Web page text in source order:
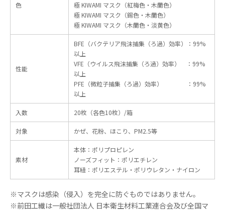
色
極 KIWAMI マスク（紅梅色・木蘭色）
極 KIWAMI マスク（錫色・木蘭色）
極 KIWAMI マスク（木蘭色・淡黄色）
性能
BFE（バクテリア飛沫捕集（ろ過）効率）：99%
以上
VFE（ウイルス飛沫捕集（ろ過）効率） ：99%
以上
PFE（微粒子捕集（ろ過）効率） ：99%
以上
入数 20枚（各色10枚）/箱
対象 かぜ、花粉、ほこり、PM2.5等
素材
本体：ポリプロピレン
ノーズフィット：ポリエチレン
耳紐：ポリエステル・ポリウレタン・ナイロン
※マスクは感染（侵入）を完全に防ぐものではありません。
※前田工繊は一般社団法人 日本衛生材料工業連合会及び全国マ